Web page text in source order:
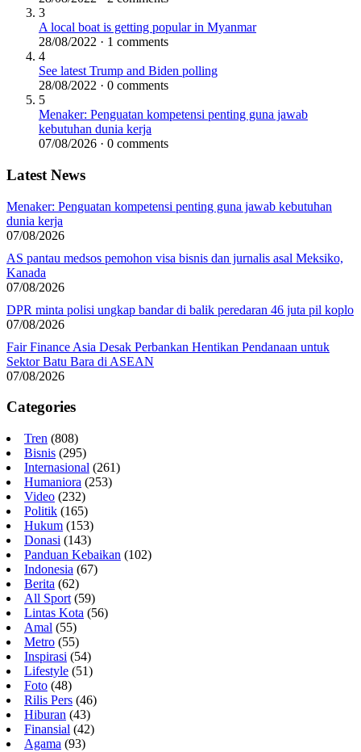
3
A local boat is getting popular in Myanmar
28/08/2022 · 1 comments
4
See latest Trump and Biden polling
28/08/2022 · 0 comments
5
Menaker: Penguatan kompetensi penting guna jawab
kebutuhan dunia kerja
07/08/2026 · 0 comments
Latest News
Menaker: Penguatan kompetensi penting guna jawab kebutuhan
dunia kerja
07/08/2026
AS pantau medsos pemohon visa bisnis dan jurnalis asal Meksiko,
Kanada
07/08/2026
DPR minta polisi ungkap bandar di balik peredaran 46 juta pil koplo
07/08/2026
Fair Finance Asia Desak Perbankan Hentikan Pendanaan untuk
Sektor Batu Bara di ASEAN
07/08/2026
Categories
Tren (808)
Bisnis (295)
Internasional (261)
Humaniora (253)
Video (232)
Politik (165)
Hukum (153)
Donasi (143)
Panduan Kebaikan (102)
Indonesia (67)
Berita (62)
All Sport (59)
Lintas Kota (56)
Amal (55)
Metro (55)
Inspirasi (54)
Lifestyle (51)
Foto (48)
Rilis Pers (46)
Hiburan (43)
Finansial (42)
Agama (93)